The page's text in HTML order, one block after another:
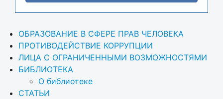
ОБРАЗОВАНИЕ В СФЕРЕ ПРАВ ЧЕЛОВЕКА
ПРОТИВОДЕЙСТВИЕ КОРРУПЦИИ
ЛИЦА С ОГРАНИЧЕННЫМИ ВОЗМОЖНОСТЯМИ
БИБЛИОТЕКА
О библиотеке
СТАТЬИ